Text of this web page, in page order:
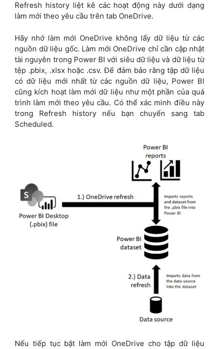
Refresh history liệt kê các hoạt động này dưới dạng
làm mới theo yêu cầu trên tab OneDrive.
Hãy nhớ làm mới OneDrive không lấy dữ liệu từ các
nguồn dữ liệu gốc. Làm mới OneDrive chỉ cần cập nhật
tài nguyên trong Power BI với siêu dữ liệu và dữ liệu từ
tệp .pbix, .xlsx hoặc .csv. Để đảm bảo rằng tập dữ liệu
có dữ liệu mới nhất từ các nguồn dữ liệu, Power BI
cũng kích hoạt làm mới dữ liệu như một phần của quá
trình làm mới theo yêu cầu. Có thể xác minh điều này
trong Refresh history nếu bạn chuyển sang tab
Scheduled.
Nếu tiếp tục bật làm mới OneDrive cho tập dữ liệu